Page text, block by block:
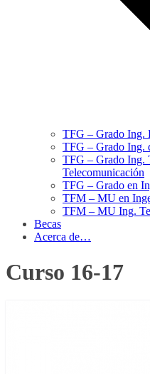
TFG – Grado Ing.
TFG – Grado Ing.
TFG – Grado Ing.
Telecomunicación
TFG – Grado en
TFM – MU en
TFM – MU Ing.
Becas
Acerca de…
Curso 16-17